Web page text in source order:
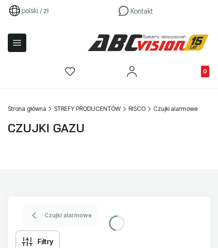
polski / zł Kontakt
Strona główna STREFY PRODUCENTÓW RISCO Czujki alarmowe
CZUJKI GAZU
Czujki alarmowe
Filtry